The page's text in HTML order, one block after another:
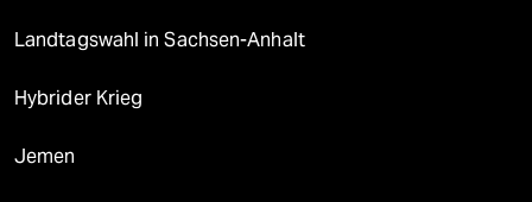
Landtagswahl in Sachsen-Anhalt
Hybrider Krieg
Jemen